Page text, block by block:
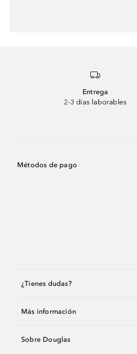
Entrega
2-3 días laborables
Métodos de pago
¿Tienes dudas?
Más información
Sobre Douglas